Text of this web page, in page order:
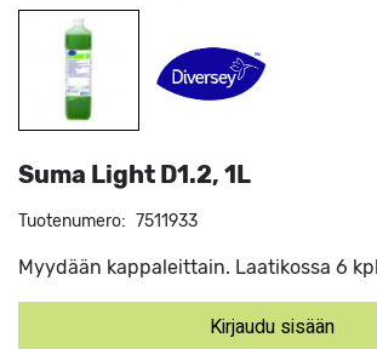
Suma Light D1.2, 1L
Tuotenumero: 7511933
Myydään kappaleittain. Laatikossa 6
Kirjaudu sisään